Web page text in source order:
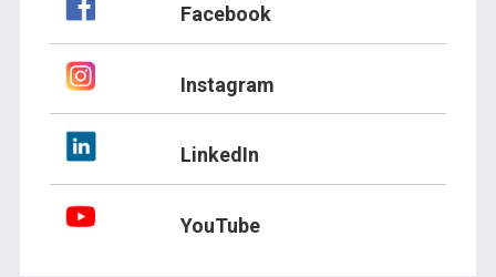
Facebook
Instagram
LinkedIn
YouTube